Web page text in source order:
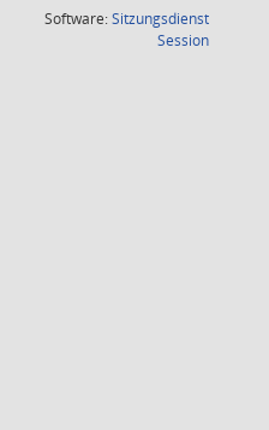
Software:Sitzungsdienst
Session(Wird in